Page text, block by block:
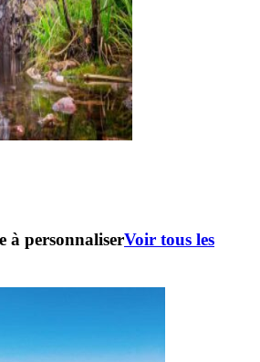
à personnaliserVoir tous les